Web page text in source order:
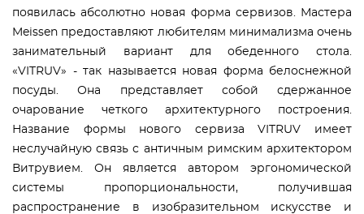
появилась абсолютно новая форма сервизов. Мастера
Meissen предоставляют любителям минимализма очень
занимательный вариант для обеденного стола.
«VITRUV» - так называется новая форма белоснежной
посуды. Она представляет собой сдержанное
очарование четкого архитектурного построения.
Название формы нового сервиза VITRUV имеет
неслучайную связь с античным римским архитектором
Витрувием. Он является автором эргономической
системы пропорциональности, получившая
распространение в изобразительном искусстве и